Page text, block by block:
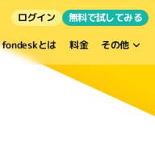
fondeskとは 料金 その他
ログイン 無料で試してみる